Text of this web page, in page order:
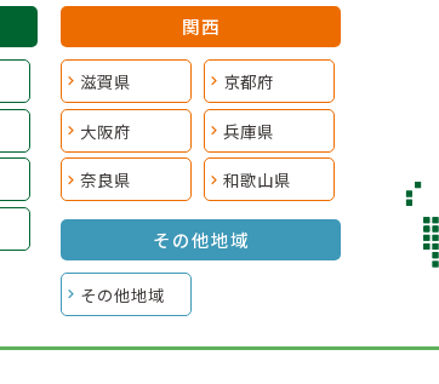
関西
滋賀県 京都府
大阪府 兵庫県
奈良県 和歌山県
その他地域
その他地域